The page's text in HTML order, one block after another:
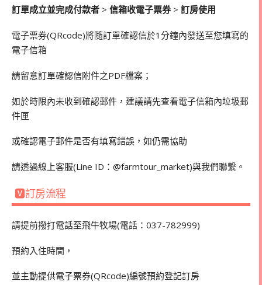
訂單成立並完成付款者 > 信箱收電子票券> 訂房使用
電子票券(QRcode)將隨訂單確認信於1分鐘內發送至您填寫的
電子信箱
請留意訂單確認信附件之PDF檔案；
如於時限內未收到確認郵件，建議請先查看電子信箱內垃圾郵
件匣
或確認電子郵件是否有填寫錯誤，如仍需協助
請透過線上客服(Line ID：@farmtour_market)與我們聯繫。
🆅訂房流程
請提前撥打電話至飛牛牧場(電話：037-782999)
預約入住時間，
並主動提供電子票券(QRcode)編號預約登記訂房